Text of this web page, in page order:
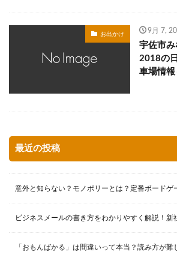
お出かけ 9月 7,
宇佐市
2018の
車場情報
最近の投稿
意外と知らない？モノポリーとは？定番ボードゲ
ビジネスメールの書き方をわかりやすく解説！新
「おもんばかる」は間違いって本当？読み方が難